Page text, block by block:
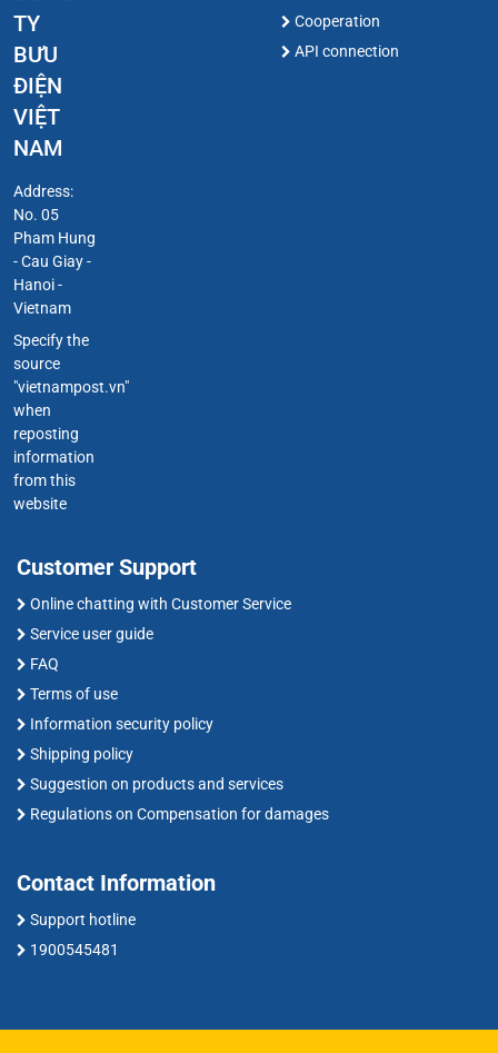
TY
BƯU
ĐIỆN
VIỆT
NAM
Address:
No. 05
Pham Hung
- Cau Giay -
Hanoi -
Vietnam
Specify the
source
"vietnampost.vn"
when
reposting
information
from this
website
Cooperation
API connection
Customer Support
Online chatting with Customer Service
Service user guide
FAQ
Terms of use
Information security policy
Shipping policy
Suggestion on products and services
Regulations on Compensation for damages
Contact Information
Support hotline
1900545481